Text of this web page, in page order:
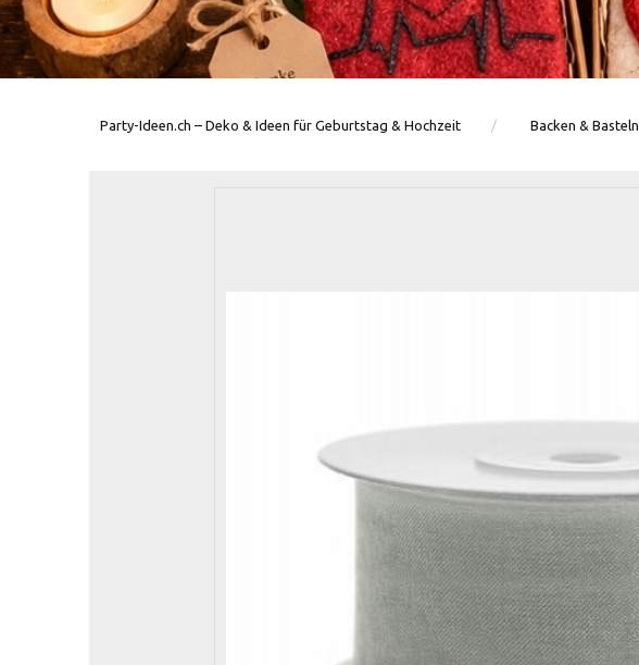
Party-Ideen.ch – Deko & Ideen für Geburtstag & Hochzeit Backen & Basteln